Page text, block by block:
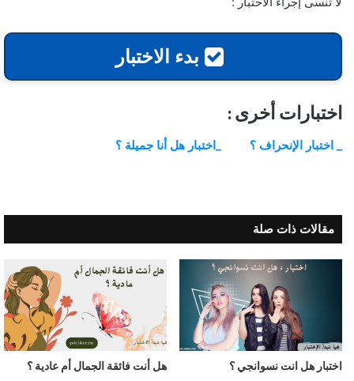
بدء الاختبار
اختبارات أخرى :
_ اختبار الإنحراف ؟ _اختبار هل أنا جميلة ؟
مقالات ذات صلة
اختبار هل انت نسوانجي ؟ هل أنت فائقة الجمال أم عادية ؟